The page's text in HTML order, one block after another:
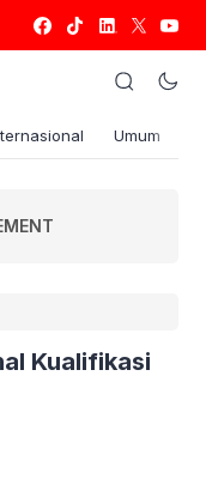
Umum
Kualifikasi